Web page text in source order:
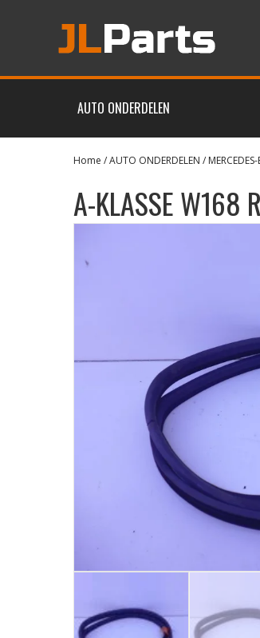
AUTO ONDERDELEN
Home /AUTO ONDERDELEN /
A-KLASSE W168